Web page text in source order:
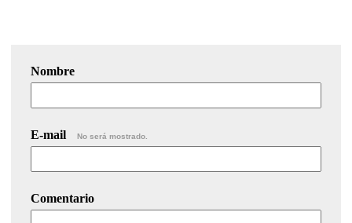
Nombre
E-mail No será mostrado.
Comentario